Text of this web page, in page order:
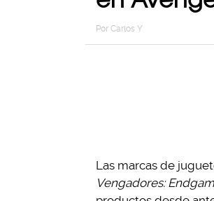
Por Carlos Y
Las marcas de
Vengadores: